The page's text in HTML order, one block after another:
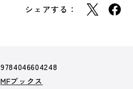
シェアする：
9784046604248
MFブックス